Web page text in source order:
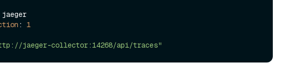
: 1
jaeger-collector:14268/api/traces"